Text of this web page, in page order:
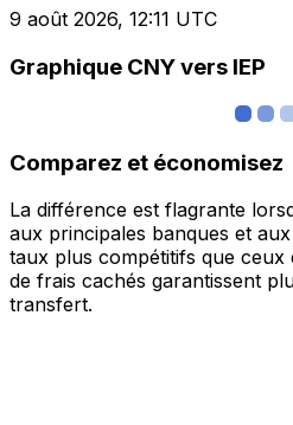
9 août 2026, 12:11 UTC
Graphique CNY vers IEP
Comparez et économisez
La différence est flagrante
aux principales banques et
taux plus compétitifs que ceux
de frais cachés garantissent
transfert.